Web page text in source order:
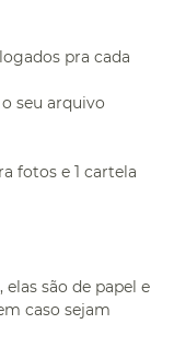
pra cada
seu arquivo
fotos e 1 cartela
são de papel e
caso sejam